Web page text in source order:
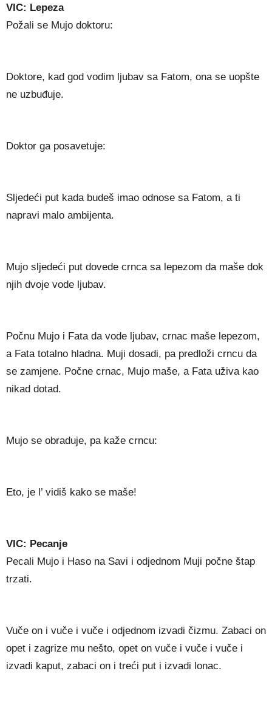
VIC: Lepeza
Požali se Mujo doktoru:
Doktore, kad god vodim ljubav sa Fatom, ona se uopšte
ne uzbuđuje.
Doktor ga posavetuje:
Sljedeći put kada budeš imao odnose sa Fatom, a ti
napravi malo ambijenta.
Mujo sljedeći put dovede crnca sa lepezom da maše dok
njih dvoje vode ljubav.
Počnu Mujo i Fata da vode ljubav, crnac maše lepezom,
a Fata totalno hladna. Muji dosadi, pa predloži crncu da
se zamjene. Počne crnac, Mujo maše, a Fata uživa kao
nikad dotad.
Mujo se obraduje, pa kaže crncu:
Eto, je l’ vidiš kako se maše!
VIC: Pecanje
Pecali Mujo i Haso na Savi i odjednom Muji počne štap
trzati.
Vuče on i vuče i vuče i odjednom izvadi čizmu. Zabaci on
opet i zagrize mu nešto, opet on vuče i vuče i vuče i
izvadi kaput, zabaci on i treći put i izvadi lonac.